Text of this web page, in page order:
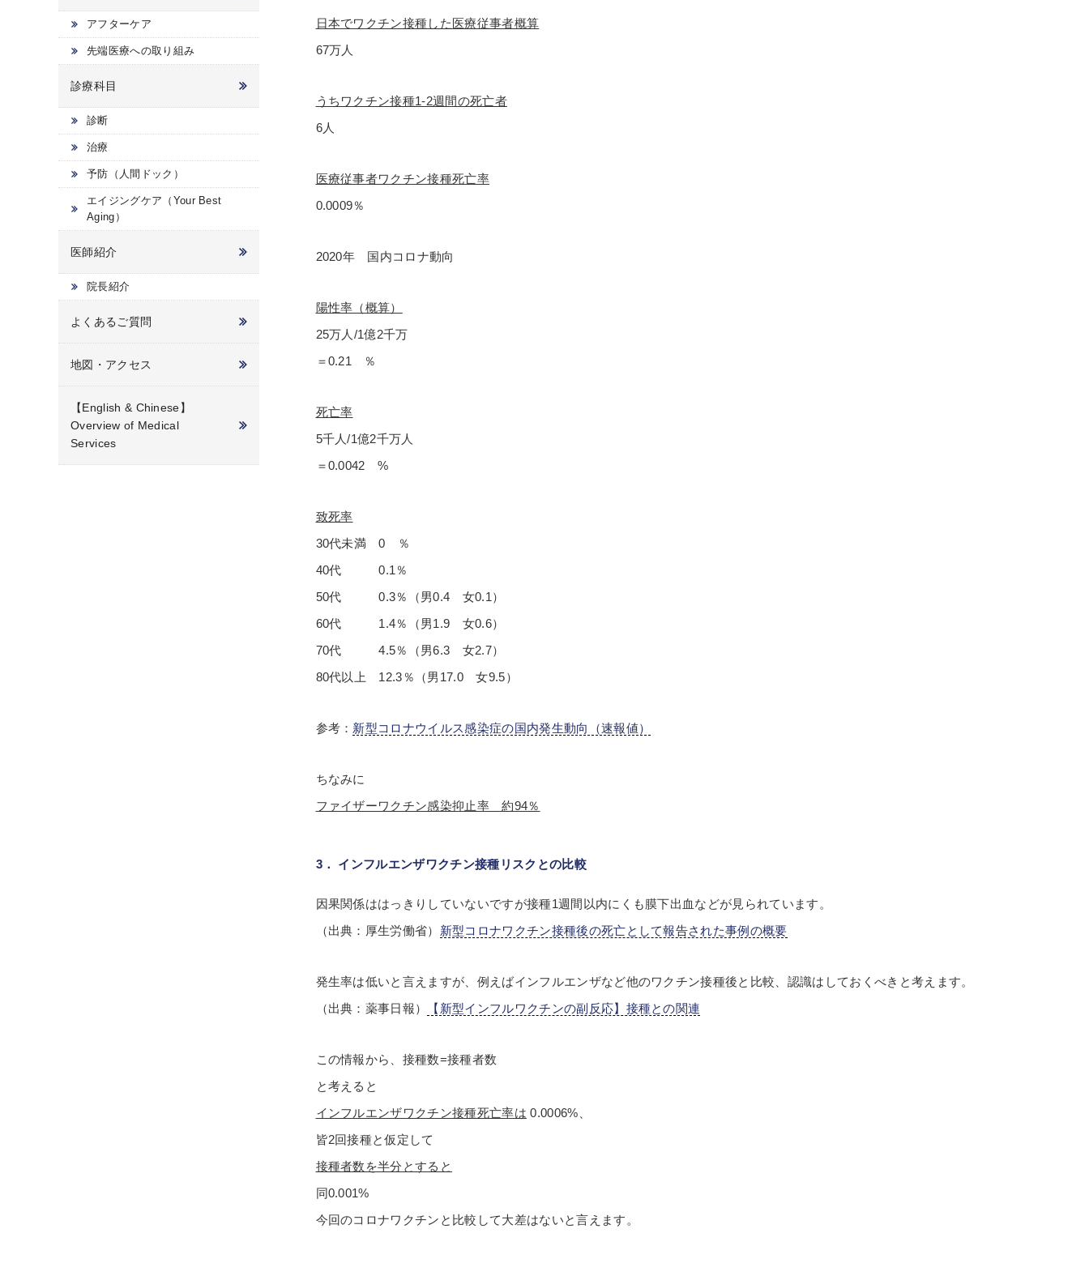
日本でワクチン接種した医療従事者概算
67万人
うちワクチン接種1-2週間の死亡者
6人
医療従事者ワクチン接種死亡率
0.0009％
2020年 国内コロナ動向
陽性率（概算）
25万人/1億2千万
＝0.21 ％
死亡率
5千人/1億2千万人
＝0.0042 %
致死率
30代未満 0 ％
40代 0.1％
50代 0.3％（男0.4 女0.1）
60代 1.4％（男1.9 女0.6）
70代 4.5％（男6.3 女2.7）
80代以上 12.3％（男17.0 女9.5）
参考： 新型コロナウイルス感染症の国内発生動向（速報値）
ちなみに
ファイザーワクチン感染抑止率 約94％
3． インフルエンザワクチン接種リスクとの比較
因果関係ははっきりしていないですが接種1週間以内にくも膜下出血などが見られています。
（出典：厚生労働省） 新型コロナワクチン接種後の死亡として報告された事例の概要
発生率は低いと言えますが、例えばインフルエンザなど他のワクチン接種後と比較、認識はしておくべきと考えます。
（出典：薬事日報）
【新型インフルワクチンの副反応】接種との関連
この情報から、接種数=接種者数
と考えると
インフルエンザワクチン接種死亡率は 0.0006%、
皆2回接種と仮定して
接種者数を半分とすると
同0.001%
今回のコロナワクチンと比較して大差はないと言えます。
アフターケア
先端医療への取り組み
診療科目
診断
治療
予防（人間ドック）
エイジングケア（Your Best
Aging）
医師紹介
院長紹介
よくあるご質問
地図・アクセス
【English & Chinese】
Overview of Medical
Services